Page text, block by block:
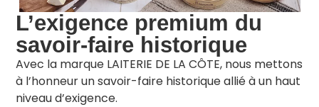
L’exigence premium du
savoir-faire historique
Avec la marque LAITERIE DE LA CÔTE, nous mettons
à l’honneur un savoir-faire historique allié à un haut
niveau d’exigence.